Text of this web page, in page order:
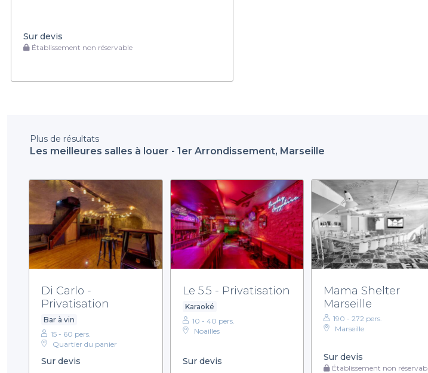
Sur devis
Établissement non réservable
Plus de résultats
Les meilleures salles à louer - 1er Arrondissement, Marseille
Di Carlo -
Privatisation
Bar à vin
15 - 60 pers.
Quartier du panier
Sur devis
Le 5.5 - Privatisation
Karaoké
10 - 40 pers.
Noailles
Sur devis
Mama Shelter
Marseille
190 - 272 pers.
Marseille
Sur devis
Établissement non réservable